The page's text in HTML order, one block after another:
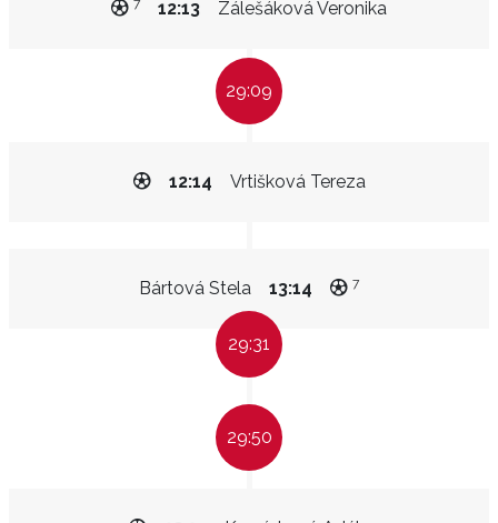
Zálešáková Veronika
12:13
7
29:09
Vrtišková Tereza
12:14
Bártová Stela 13:14 7
29:31
29:50